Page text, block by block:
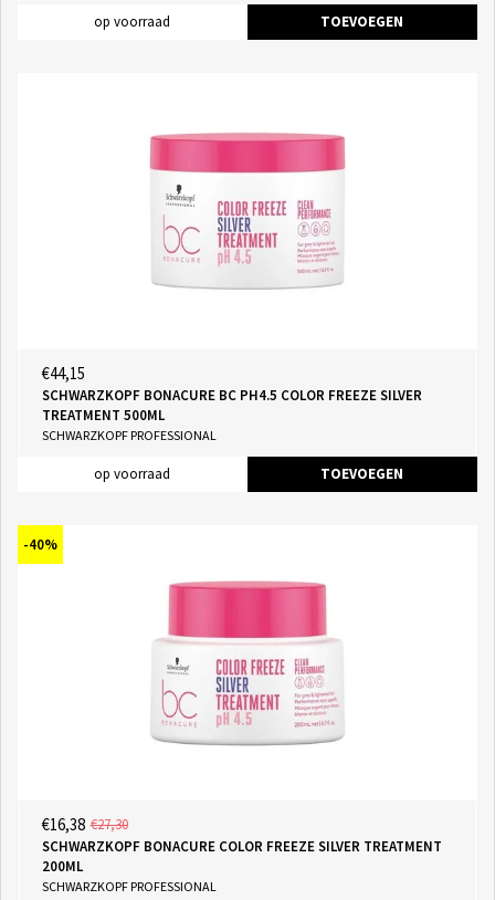
op voorraad TOEVOEGEN
€44,15
SCHWARZKOPF BONACURE BC PH4.5 COLOR FREEZE SILVER
TREATMENT 500ML
SCHWARZKOPF PROFESSIONAL
op voorraad TOEVOEGEN
-40%
€16,38 €27,30
SCHWARZKOPF BONACURE COLOR FREEZE SILVER TREATMENT
200ML
SCHWARZKOPF PROFESSIONAL